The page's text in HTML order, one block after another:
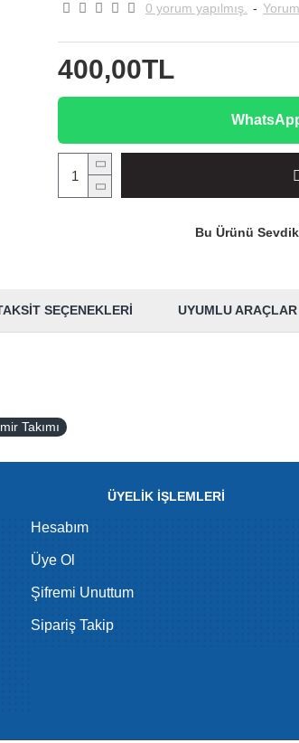
0 yorum yapılmış. -
400,00TL
Bu Ürünü
SEÇENEKLERI UYUMLU ARAÇLAR
Takımı
ÜYELİK İŞLEMLERİ
Hesabım
Üye Ol
Şifremi Unuttum
Sipariş Takip